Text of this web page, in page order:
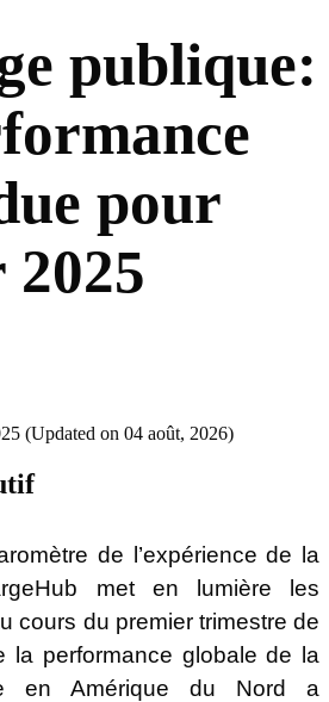
une performance inattendue
dépasse les résultats anticipés
ou stables selon le mois observé
la recharge publique aux États-Unis (T1
publique:
pour
2025
(Updated on 04 août, 2026)
de l’expérience de la
met en lumière les
cours du premier trimestre de
la performance globale de la
en Amérique du Nord a